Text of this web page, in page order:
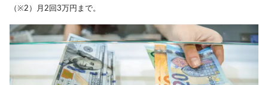
（※2）月2回3万円まで。